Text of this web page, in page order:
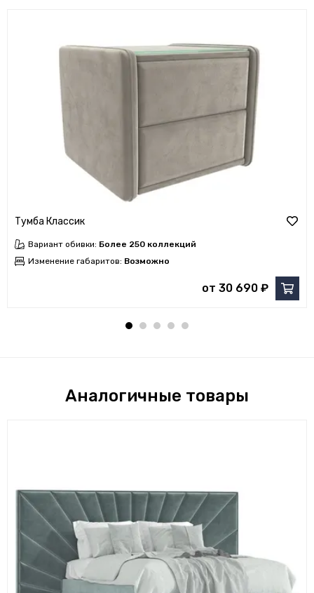
Тумба Классик
Вариант обивки: Более 250 коллекций
Изменение габаритов: Возможно
от 30 690 ₽
Аналогичные товары